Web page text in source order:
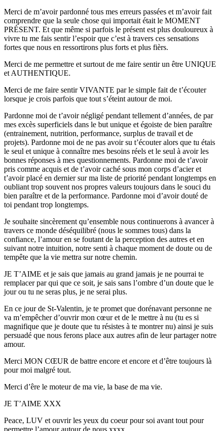
Merci de m’avoir pardonné tous mes erreurs passées et m’avoir fait
comprendre que la seule chose qui importait était le MOMENT
PRÉSENT. Et que même si parfois le présent est plus douloureux à
vivre tu me fais sentir l’espoir que c’est à travers ces sensations
fortes que nous en ressortirons plus forts et plus fièrs.
Merci de me permettre et surtout de me faire sentir un être UNIQUE
et AUTHENTIQUE.
Merci de me faire sentir VIVANTE par le simple fait de t’écouter
lorsque je crois parfois que tout s’éteint autour de moi.
Pardonne moi de t’avoir négligé pendant tellement d’années, de par
mes excès superficiels dans le but unique et égoiste de bien paraître
(entrainement, nutrition, performance, surplus de travail et de
projets). Pardonne moi de ne pas avoir su t’écouter alors que tu étais
le seul et unique à connaître mes besoins réels et le seul à avoir les
bonnes réponses à mes questionnements. Pardonne moi de t’avoir
pris comme acquis et de t’avoir caché sous mon corps d’acier et
t’avoir placé en dernier sur ma liste de priorité pendant longtemps en
oubliant trop souvent nos propres valeurs toujours dans le souci du
bien paraître et de la performance. Pardonne moi d’avoir douté de
toi pendant trop longtemps.
Je souhaite sincèrement qu’ensemble nous continuerons à avancer à
travers ce monde déséquilibré (nous le sommes tous) dans la
confiance, l’amour en se foutant de la perception des autres et en
suivant notre intuition, notre senti à chaque moment de doute ou de
tempête que la vie mettra sur notre chemin.
JE T’AIME et je sais que jamais au grand jamais je ne pourrai te
remplacer par qui que ce soit, je sais sans l’ombre d’un doute que le
jour ou tu ne seras plus, je ne serai plus.
En ce jour de St-Valentin, je te promet que dorénavant personne ne
va m’empêcher d’ouvrir mon cœur et de le mettre à nu (tu es si
magnifique que je doute que tu résistes à te montrer nu) ainsi je suis
persuadé que nous ferons place aux autres afin de leur partager notre
amour.
Merci MON CŒUR de battre encore et encore et d’être toujours là
pour moi malgré tout.
Merci d’êre le moteur de ma vie, la base de ma vie.
JE T’AIME XXX
Peace, LUV et ouvrir les yeux du coeur pour soi avant tout pour